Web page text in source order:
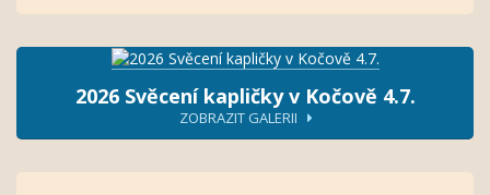
2026 Svěcení kapličky v Kočově 4.7.
ZOBRAZIT GALERII